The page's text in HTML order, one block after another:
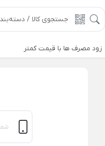
زود مصرف ها با قیمت کمتر